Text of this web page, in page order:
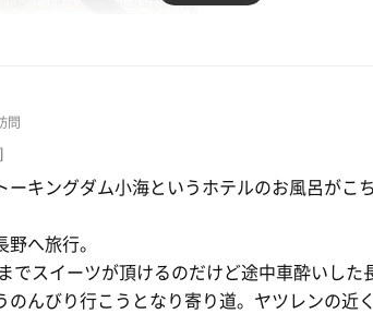
問
ーキングダム小海というホテルのお風呂がこ
へ旅行。
でスイーツが頂けるのだけど途中車酔いした
んびり行こうとなり寄り道。ヤツレンの近